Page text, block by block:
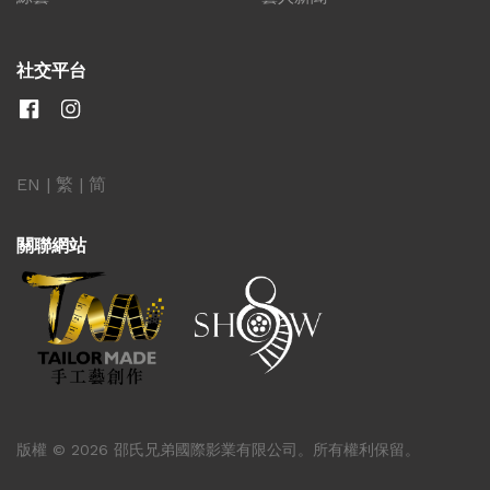
社交平台
EN | 繁 | 简
關聯網站
版權 © 2026 邵氏兄弟國際影業有限公司。所有權利保留。